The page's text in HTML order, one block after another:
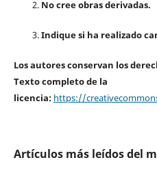
No cree obras derivadas.
Indique si ha realizado
Los autores conservan los
Texto completo de la
licencia: https://
Artículos más leídos del